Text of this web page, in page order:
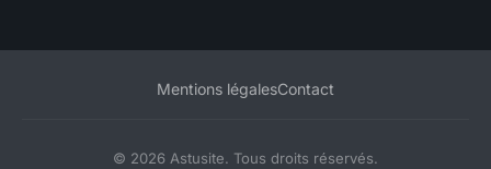
Mentions légalesContact
© 2026 Astusite. Tous droits réservés.